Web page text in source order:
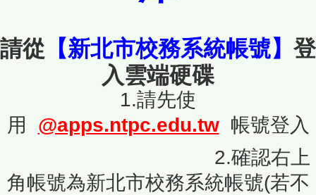
請從 【新北市校務系統帳號】 登
入雲端硬碟
1.請先使
用 @apps.ntpc.edu.tw帳號登入
2.確認右上
角帳號為新北市校務系統帳號(若不